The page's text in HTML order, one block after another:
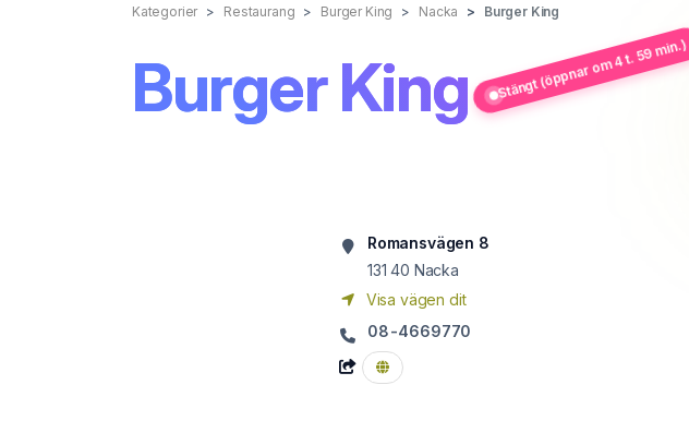
Kategorier Restaurang Burger King Nacka Burger King
Burger King Stängt (öppnar om 4 t. 59 min.)
Romansvägen 8
131 40 Nacka
Visa vägen dit
08-4669770